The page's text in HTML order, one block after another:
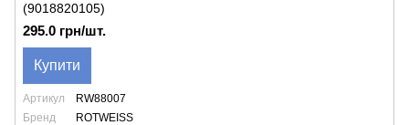
(9018820105)
295.0 грн/шт.
Купити
Артикул
RW88007
Бренд
ROTWEISS